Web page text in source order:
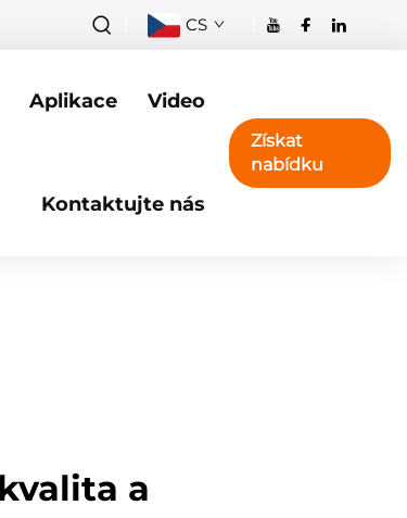
CS
Aplikace Video
Kontaktujte nás
Získat
nabídku
a